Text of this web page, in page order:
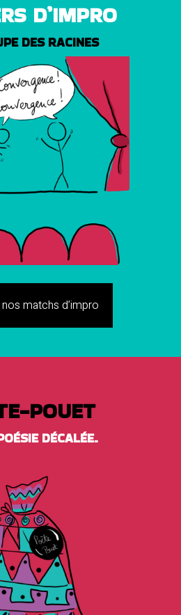
D’IMPRO
DES RACINES
matchs d’impro
POUET
DÉCALÉE.